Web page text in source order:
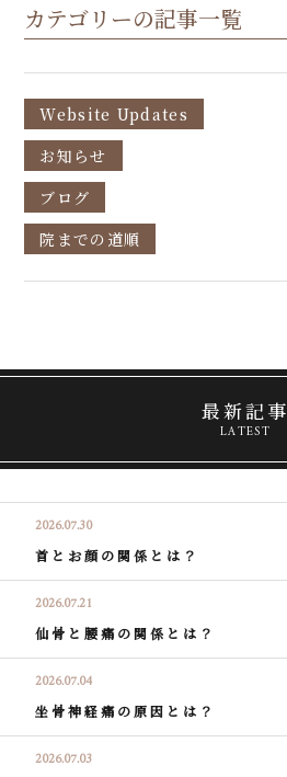
カテゴリーの記事一覧
Website Updates
お知らせ
ブログ
院までの道順
最新記事
LATEST
2026.07.30
首とお顔の関係とは？
2026.07.21
仙骨と腰痛の関係とは？
2026.07.04
坐骨神経痛の原因とは？
2026.07.03